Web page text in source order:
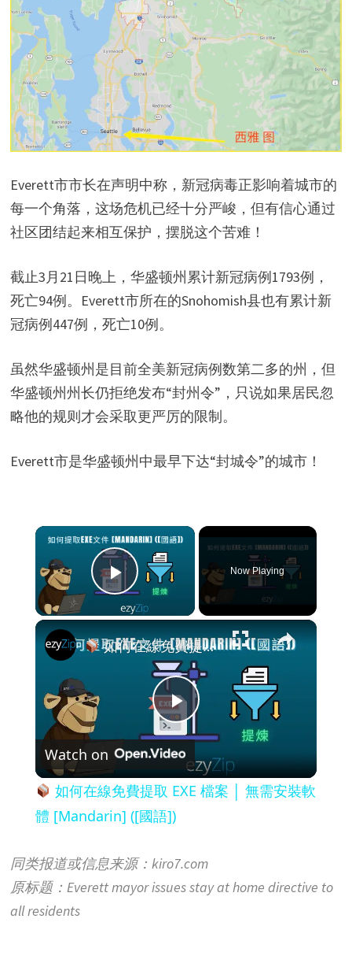
Everett市市长在声明中称，新冠病毒正影响着城市的
每一个角落，这场危机已经十分严峻，但有信心通过
社区团结起来相互保护，摆脱这个苦难！
截止3月21日晚上，华盛顿州累计新冠病例1793例，
死亡94例。Everett市所在的Snohomish县也有累计新
冠病例447例，死亡10例。
虽然华盛顿州是目前全美新冠病例数第二多的州，但
华盛顿州州长仍拒绝发布“封州令”，只说如果居民忽
略他的规则才会采取更严厉的限制。
Everett市是华盛顿州中最早下达“封城令”的城市！
×
Play Video
Now Playing
×
P
l
a
y
如何在線免費提取 EXE 檔案 │ 無需安裝軟體 [Mandarin] ([國語])
Watch on
如何在線免費提取 EXE 檔案 │ 無需安裝軟
體 [Mandarin] ([國語])
同类报道或信息来源：kiro7.com
原标题：Everett mayor issues stay at home directive to
all residents